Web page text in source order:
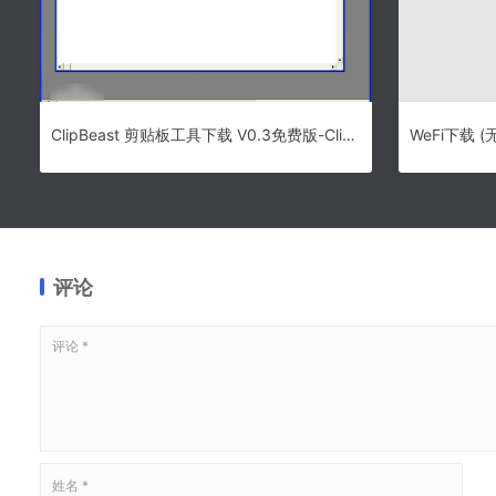
ClipBeast 剪贴板工具下载 V0.3免费版-ClipBeast
评论